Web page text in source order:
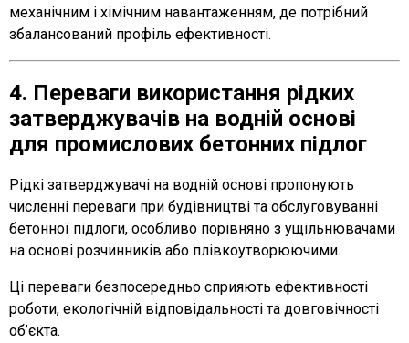
механічним і хімічним навантаженням, де потрібний
збалансований профіль ефективності.
4. Переваги використання рідких
затверджувачів на водній основі
для промислових бетонних підлог
Рідкі затверджувачі на водній основі пропонують
численні переваги при будівництві та обслуговуванні
бетонної підлоги, особливо порівняно з ущільнювачами
на основі розчинників або плівкоутворюючими.
Ці переваги безпосередньо сприяють ефективності
роботи, екологічній відповідальності та довговічності
об’єкта.